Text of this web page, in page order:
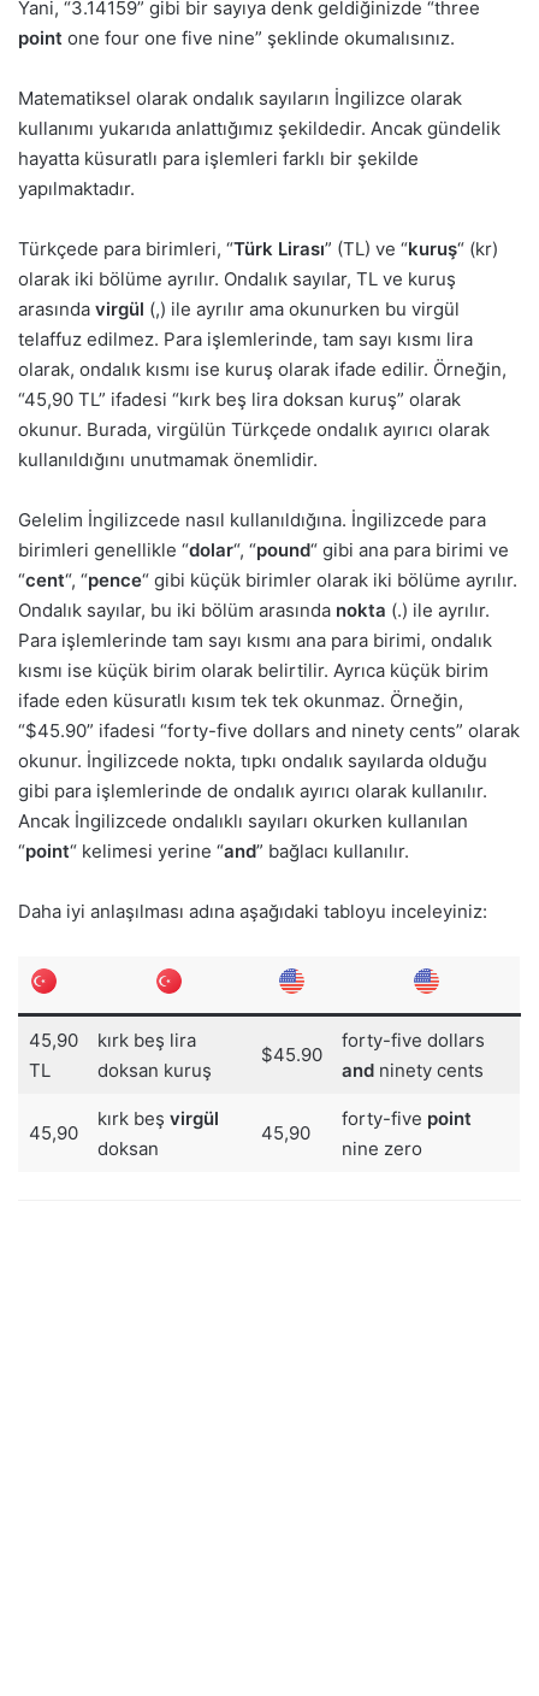
Yani, “3.14159” gibi bir sayıya denk geldiğinizde “three
point one four one five nine” şeklinde okumalısınız.
Matematiksel olarak ondalık sayıların İngilizce olarak
kullanımı yukarıda anlattığımız şekildedir. Ancak gündelik
hayatta küsuratlı para işlemleri farklı bir şekilde
yapılmaktadır.
Türkçede para birimleri, “Türk Lirası” (TL) ve “kuruş“ (kr)
olarak iki bölüme ayrılır. Ondalık sayılar, TL ve kuruş
arasında virgül (,) ile ayrılır ama okunurken bu virgül
telaffuz edilmez. Para işlemlerinde, tam sayı kısmı lira
olarak, ondalık kısmı ise kuruş olarak ifade edilir. Örneğin,
“45,90 TL” ifadesi “kırk beş lira doksan kuruş” olarak
okunur. Burada, virgülün Türkçede ondalık ayırıcı olarak
kullanıldığını unutmamak önemlidir.
Gelelim İngilizcede nasıl kullanıldığına. İngilizcede para
birimleri genellikle “dolar“, “pound“ gibi ana para birimi ve
“cent“, “pence“ gibi küçük birimler olarak iki bölüme ayrılır.
Ondalık sayılar, bu iki bölüm arasında nokta (.) ile ayrılır.
Para işlemlerinde tam sayı kısmı ana para birimi, ondalık
kısmı ise küçük birim olarak belirtilir. Ayrıca küçük birim
ifade eden küsuratlı kısım tek tek okunmaz. Örneğin,
“$45.90” ifadesi “forty-five dollars and ninety cents” olarak
okunur. İngilizcede nokta, tıpkı ondalık sayılarda olduğu
gibi para işlemlerinde de ondalık ayırıcı olarak kullanılır.
Ancak İngilizcede ondalıklı sayıları okurken kullanılan
“point“ kelimesi yerine “and” bağlacı kullanılır.
Daha iyi anlaşılması adına aşağıdaki tabloyu inceleyiniz:
45,90
TL
kırk beş lira
doksan kuruş
$45.90
forty-five dollars
and ninety cents
45,90
kırk beş virgül
doksan
45,90
forty-five point
nine zero